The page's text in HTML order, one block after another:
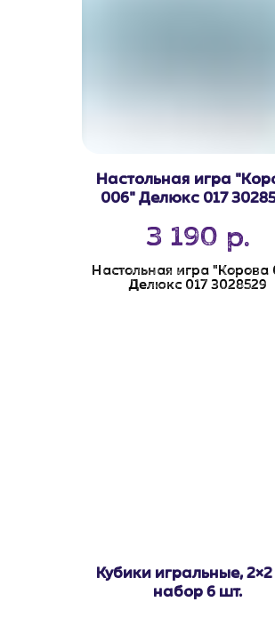
Настольная игра
006" Делюкс 017
3 190 р.
Настольная игра "Корова
Делюкс 017 3028529
Кубики игральные, 2×2
набор 6 шт.